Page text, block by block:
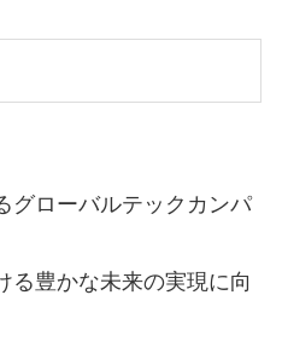
グローバルテックカンパ
る豊かな未来の実現に向